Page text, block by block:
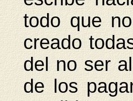
todo que
creado
del no ser
de los